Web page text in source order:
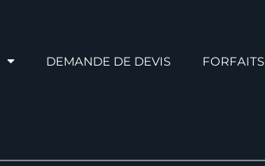
DEMANDE DE DEVIS FORFAITS